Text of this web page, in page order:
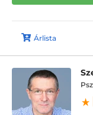
Árlista